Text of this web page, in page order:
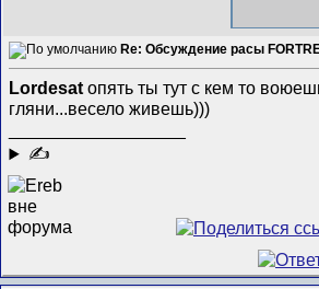
Re: Обсуждение расы
Lordesat опять ты тут с кем то
гляни...весело живешь)))
✍